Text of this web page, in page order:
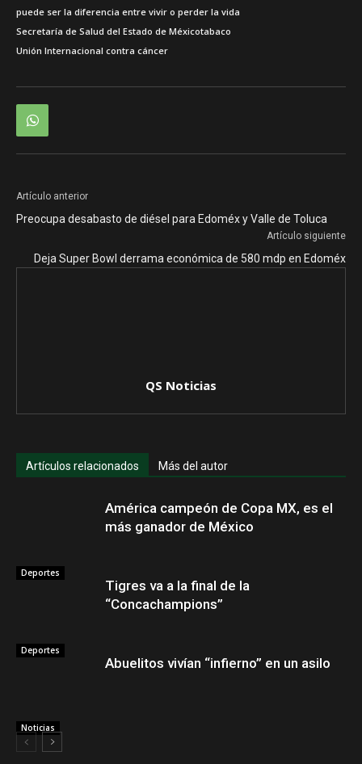
puede ser la diferencia entre vivir o perder la vida
Secretaría de Salud del Estado de Méxicotabaco
Unión Internacional contra cáncer
Artículo anterior
Preocupa desabasto de diésel para Edoméx y Valle de Toluca
Artículo siguiente
Deja Super Bowl derrama económica de 580 mdp en Edoméx
QS Noticias
Artículos relacionados Más del autor
Deportes
América campeón de Copa MX, es el
más ganador de México
Deportes
Tigres va a la final de la
“Concachampions”
Noticias
Abuelitos vivían “infierno” en un asilo